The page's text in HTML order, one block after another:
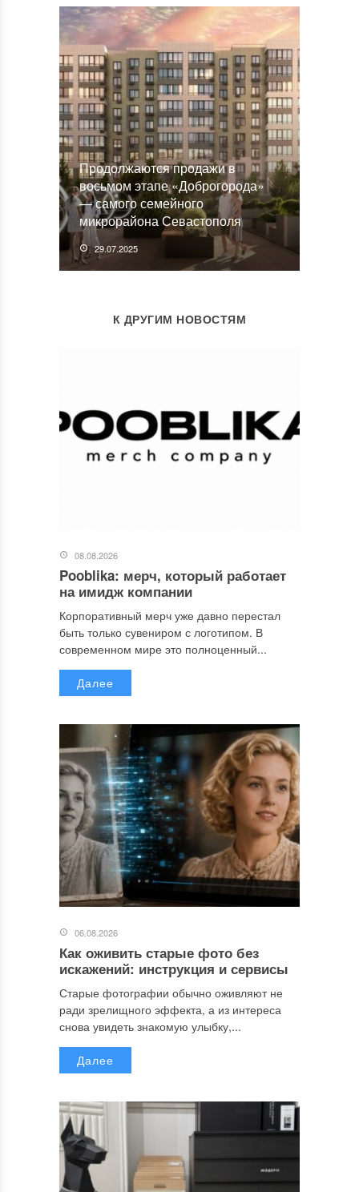
Продолжаются продажи в
восьмом этапе «Доброгорода»
— самого семейного
микрорайона Севастополя
29.07.2025
К ДРУГИМ НОВОСТЯМ
08.08.2026
Pooblika: мерч, который работает
на имидж компании
Корпоративный мерч уже давно перестал
быть только сувениром с логотипом. В
современном мире это полноценный...
Далее
06.08.2026
Как оживить старые фото без
искажений: инструкция и сервисы
Старые фотографии обычно оживляют не
ради зрелищного эффекта, а из интереса
снова увидеть знакомую улыбку,...
Далее